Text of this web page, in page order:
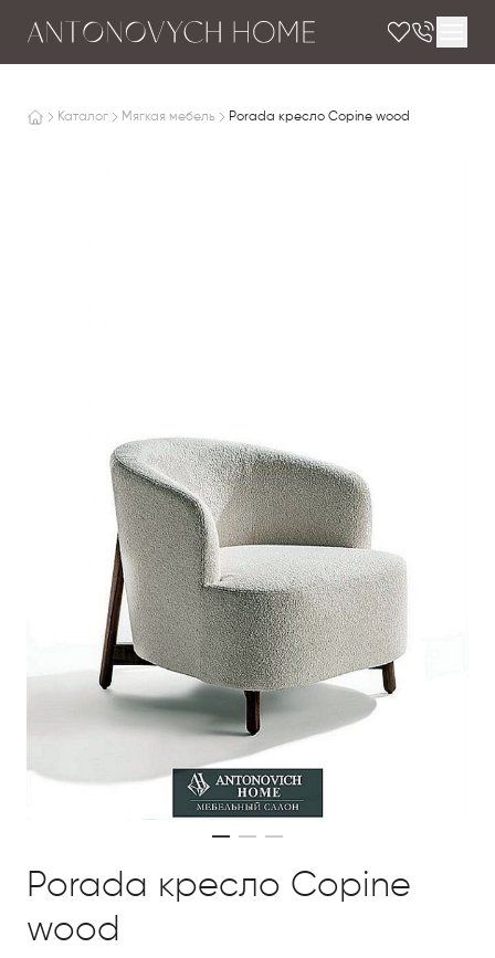
Каталог Мягкая мебель Porada кресло Copine wood
Porada кресло Copine
wood